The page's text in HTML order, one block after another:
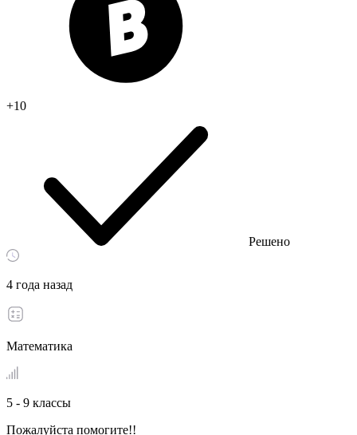
+10
Решено
4 года назад
Математика
5 - 9 классы
Пожалуйста помогите!! ​